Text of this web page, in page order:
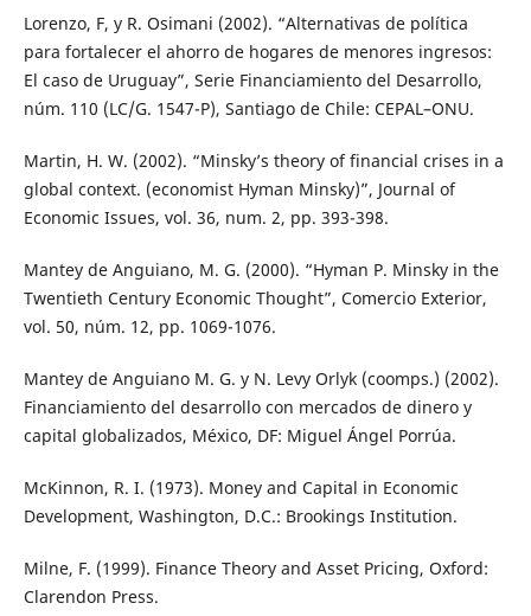
Lorenzo, F, y R. Osimani (2002). “Alternativas de política
para fortalecer el ahorro de hogares de menores ingresos:
El caso de Uruguay”, Serie Financiamiento del Desarrollo,
núm. 110 (LC/G. 1547-P), Santiago de Chile: CEPAL–ONU.
Martin, H. W. (2002). “Minsky’s theory of financial crises in a
global context. (economist Hyman Minsky)”, Journal of
Economic Issues, vol. 36, num. 2, pp. 393-398.
Mantey de Anguiano, M. G. (2000). “Hyman P. Minsky in the
Twentieth Century Economic Thought”, Comercio Exterior,
vol. 50, núm. 12, pp. 1069-1076.
Mantey de Anguiano M. G. y N. Levy Orlyk (coomps.) (2002).
Financiamiento del desarrollo con mercados de dinero y
capital globalizados, México, DF: Miguel Ángel Porrúa.
McKinnon, R. I. (1973). Money and Capital in Economic
Development, Washington, D.C.: Brookings Institution.
Milne, F. (1999). Finance Theory and Asset Pricing, Oxford:
Clarendon Press.